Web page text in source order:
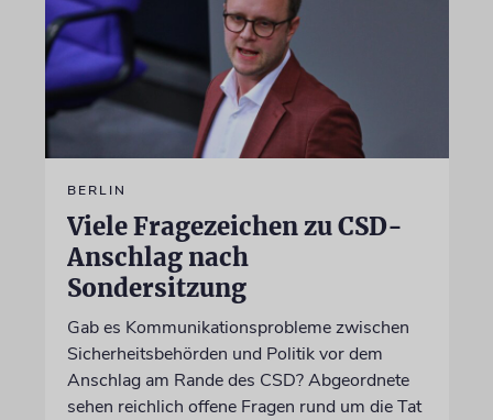
BERLIN
Viele Fragezeichen zu CSD-
Anschlag nach
Sondersitzung
Gab es Kommunikationsprobleme zwischen
Sicherheitsbehörden und Politik vor dem
Anschlag am Rande des CSD? Abgeordnete
sehen reichlich offene Fragen rund um die Tat